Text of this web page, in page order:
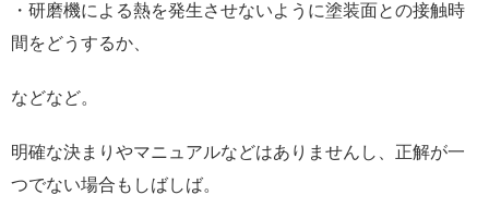
・研磨機による熱を発生させないように塗装面との接触時
間をどうするか、
などなど。
明確な決まりやマニュアルなどはありませんし、正解が一
つでない場合もしばしば。